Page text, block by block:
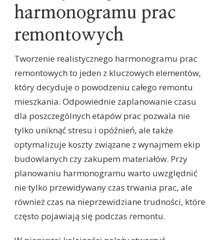
harmonogramu prac
remontowych
Tworzenie realistycznego harmonogramu prac
remontowych to jeden z kluczowych elementów,
który decyduje o powodzeniu całego remontu
mieszkania. Odpowiednie zaplanowanie czasu
dla poszczególnych etapów prac pozwala nie
tylko uniknąć stresu i opóźnień, ale także
optymalizuje koszty związane z wynajmem ekip
budowlanych czy zakupem materiałów. Przy
planowaniu harmonogramu warto uwzględnić
nie tylko przewidywany czas trwania prac, ale
również czas na nieprzewidziane trudności, które
często pojawiają się podczas remontu.